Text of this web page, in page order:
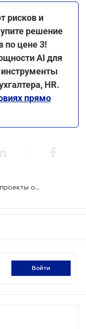
рисков и
решение
по цене 3!
AI для
HR.
прямо
Бизнес призывает не поддерживать проекты относительно изменений для молочной отрасли
войти